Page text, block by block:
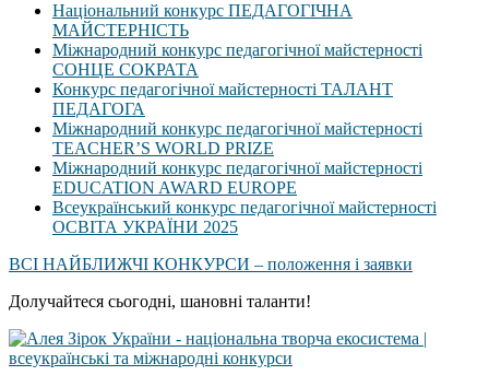
Національний конкурс ПЕДАГОГІЧНА
МАЙСТЕРНІСТЬ
Міжнародний конкурс педагогічної майстерності
СОНЦЕ СОКРАТА
Конкурс педагогічної майстерності ТАЛАНТ
ПЕДАГОГА
Міжнародний конкурс педагогічної майстерності
TEACHER’S WORLD PRIZE
Міжнародний конкурс педагогічної майстерності
EDUCATION AWARD EUROPE
Всеукраїнський конкурс педагогічної майстерності
ОСВІТА УКРАЇНИ 2025
ВСІ НАЙБЛИЖЧІ КОНКУРСИ – положення і заявки
Долучайтеся сьогодні, шановні таланти!